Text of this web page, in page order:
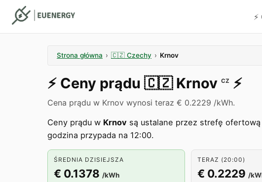
Strona główna › 🇨🇿 Czechy › Krnov
⚡️ Ceny prądu 🇨🇿 Krnov CZ ⚡️
Cena prądu w Krnov wynosi teraz € 0.2229 /kWh.
Ceny prądu w Krnov są ustalane przez strefę ofertową
godzina przypada na 12:00.
ŚREDNIA DZISIEJSZA
€ 0.1378 /kWh
TERAZ (20:00)
€ 0.2229 /